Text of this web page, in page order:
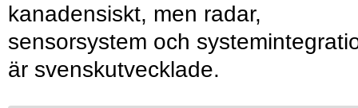
kanadensiskt, men radar,
sensorsystem och
är svenskutvecklade.